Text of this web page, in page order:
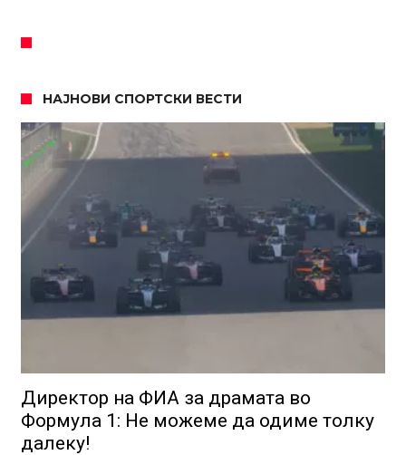
НАЈНОВИ СПОРТСКИ ВЕСТИ
Директор на ФИА за драмата во
Формула 1: Не можеме да одиме толку
далеку!